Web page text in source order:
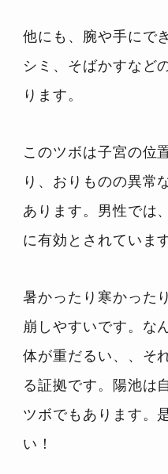
他にも、腕や手にで
シミ、そばかすなど
ります。
このツボは子宮の位
り、おりものの異常
あります。男性では
に有効とされています
暑かったり寒かった
崩しやすいです。な
体が重だるい、、そ
る証拠です。陽池は
ツボでもあります。
い！